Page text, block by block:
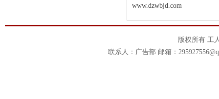
www.dzwbjd.com
版权所有 工
联系人：广告部 邮箱：